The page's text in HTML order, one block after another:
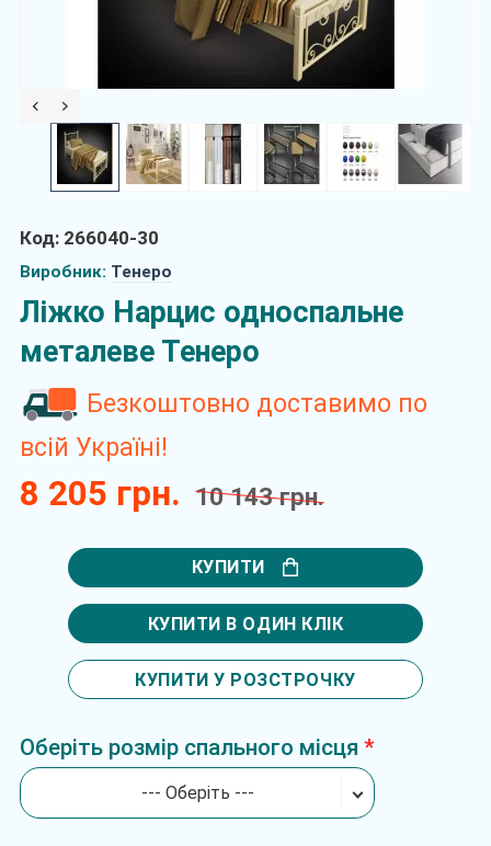
Код: 266040-30
Виробник: Тенеро
Ліжко Нарцис односпальне
металеве Тенеро
Безкоштовно доставимо по
всій Україні!
8 205 грн. 10 143 грн.
КУПИТИ
КУПИТИ В ОДИН КЛІК
КУПИТИ У РОЗСТРОЧКУ
Оберіть розмір спального місця
--- Оберіть ---